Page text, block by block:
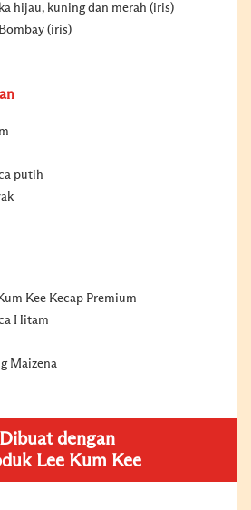
hijau, kuning dan merah (iris)
(iris)
putih
Kee Kecap Premium
Hitam
Maizena
Dibuat dengan
Lee Kum Kee